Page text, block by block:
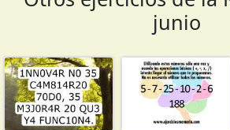
junio